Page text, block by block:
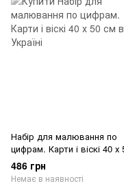
Набір для малювання по
цифрам. Карти і віскі 40 х
см
486 грн
Немає в наявності